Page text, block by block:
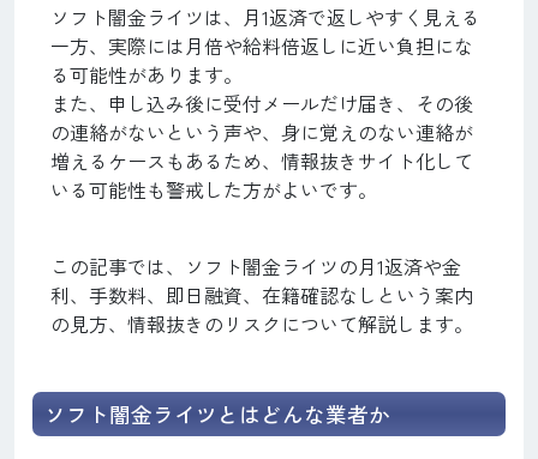
ソフト闇金ライツは、月1返済で返しやすく見える
一方、実際には月倍や給料倍返しに近い負担にな
る可能性があります。
また、申し込み後に受付メールだけ届き、その後
の連絡がないという声や、身に覚えのない連絡が
増えるケースもあるため、情報抜きサイト化して
いる可能性も警戒した方がよいです。
この記事では、ソフト闇金ライツの月1返済や金
利、手数料、即日融資、在籍確認なしという案内
の見方、情報抜きのリスクについて解説します。
ソフト闇金ライツとはどんな業者か